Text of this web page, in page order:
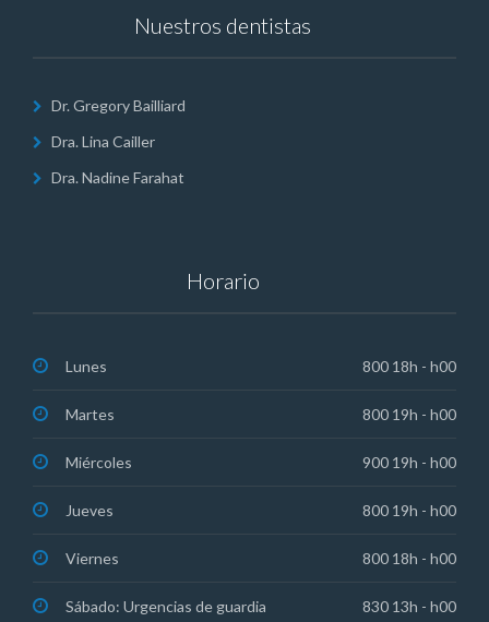
Nuestros dentistas
Dr. Gregory Bailliard
Dra. Lina Cailler
Dra. Nadine Farahat
Horario
Lunes 800 18h - h00
Martes 800 19h - h00
Miércoles 900 19h - h00
Jueves 800 19h - h00
Viernes 800 18h - h00
Sábado: Urgencias de guardia 830 13h - h00